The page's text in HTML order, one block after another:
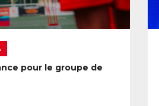
pour le groupe de